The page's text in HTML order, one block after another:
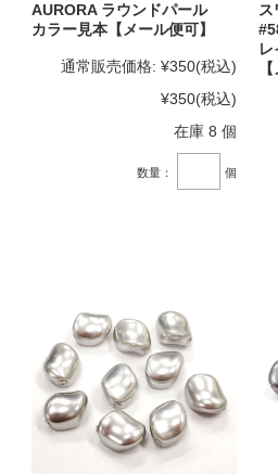
AURORA ラウンドパール
カラー見本【メール便可】
通常販売価格: ¥350(税込)
¥350(税込)
在庫 8 個
数量： 個